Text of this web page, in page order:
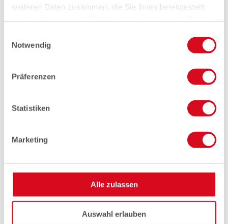
weiteren Daten zusammen, die Sie ihnen bereitgestellt
Notwendig
Präferenzen
Statistiken
Marketing
Alle zulassen
Auswahl erlauben